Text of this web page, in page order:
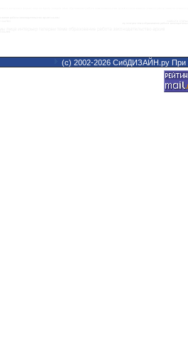
(с) 2002-2026 СибДИЗАЙН.ру При